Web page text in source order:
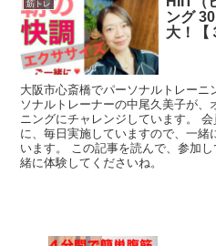
筋トレ
ング
大！【
大阪市心斎橋でパーソナルトレーニ
ソナルトレーナーの中尾久美子が
ニングにチャレンジしています。
に、毎日実施していますので、一緒
います。 この記事を読んで、参加
緒に体験してくださいね。